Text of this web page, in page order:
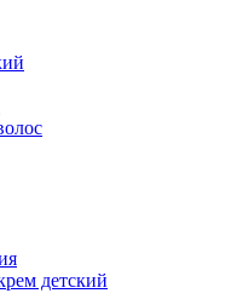
детский